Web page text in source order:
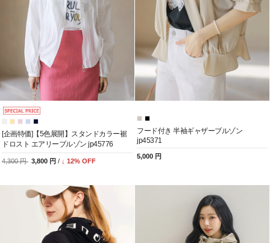
[企画特価]【5色展開】スタンドカラー裾
ドロスト エアリーブルゾン jp45776
4,300 円 3,800 円 / ↓ 12% OFF
フード付き 半袖ギャザーブルゾン
jp45371
5,000 円